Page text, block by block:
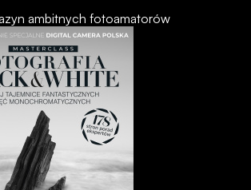
ambitnych fotoamatorów